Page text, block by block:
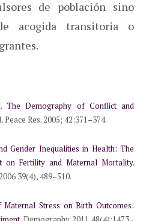
de población sino
acogida transitoria o
The Demography of Conflict and
J. Peace Res. 2005; 42:371–374.
Gender Inequalities in Health: The
Fertility and Maternal Mortality.
39(4), 489–510.
Stress on Birth Outcomes: